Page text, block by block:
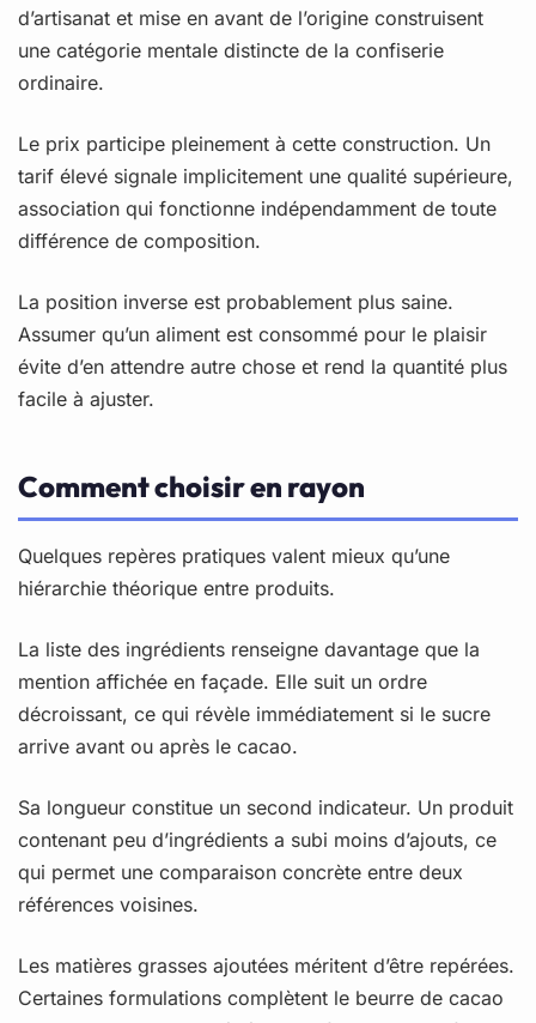
d’artisanat et mise en avant de l’origine construisent
une catégorie mentale distincte de la confiserie
ordinaire.
Le prix participe pleinement à cette construction. Un
tarif élevé signale implicitement une qualité supérieure,
association qui fonctionne indépendamment de toute
différence de composition.
La position inverse est probablement plus saine.
Assumer qu’un aliment est consommé pour le plaisir
évite d’en attendre autre chose et rend la quantité plus
facile à ajuster.
Comment choisir en rayon
Quelques repères pratiques valent mieux qu’une
hiérarchie théorique entre produits.
La liste des ingrédients renseigne davantage que la
mention affichée en façade. Elle suit un ordre
décroissant, ce qui révèle immédiatement si le sucre
arrive avant ou après le cacao.
Sa longueur constitue un second indicateur. Un produit
contenant peu d’ingrédients a subi moins d’ajouts, ce
qui permet une comparaison concrète entre deux
références voisines.
Les matières grasses ajoutées méritent d’être repérées.
Certaines formulations complètent le beurre de cacao